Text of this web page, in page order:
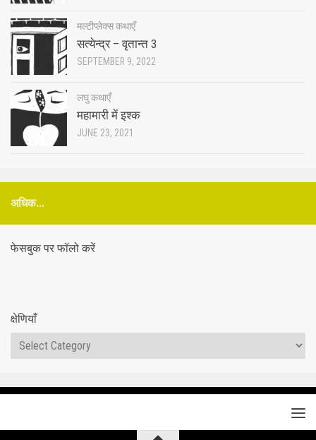
मल्टीप्लेक्स कथाएँ
सत्येन्द्र – वृतान्त 3
SEPTEMBER 9, 2022
लघु कथाएँ
महामारी में इश्क
JUNE 23, 2021
अधिक...
फेसबुक पर फॉलो करें
क्षेणियाँ
क्षेणियाँ